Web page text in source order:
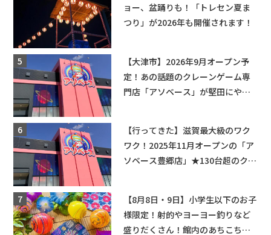
ョー、盆踊りも！「トレセン夏ま
つり」が2026年も開催されます！
【大津市】2026年9月オープン予
定！あの話題のクレーンゲーム専
門店「アソベース」が堅田にやっ
【行ってきた】滋賀最大級のワク
ワク！2025年11月オープンの「ア
ソベース豊郷店」★130台超のクレ
【8月8日・9日】小学生以下のお子
様限定！射的やヨーヨー釣りなど
盛りだくさん！館内のあちこちに